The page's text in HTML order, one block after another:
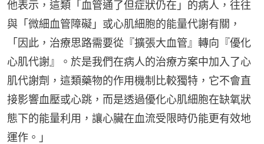
他表示，這類「血管通了但症狀仍在」的病人，往往
與「微細血管障礙」或心肌細胞的能量代謝有關，
「因此，治療思路需要從『擴張大血管』轉向『優化
心肌代謝』。於是我們在病人的治療方案中加入了心
肌代謝劑，這類藥物的作用機制比較獨特，它不會直
接影響血壓或心跳，而是透過優化心肌細胞在缺氧狀
態下的能量利用，讓心臟在血流受限時仍能更有效地
運作。」